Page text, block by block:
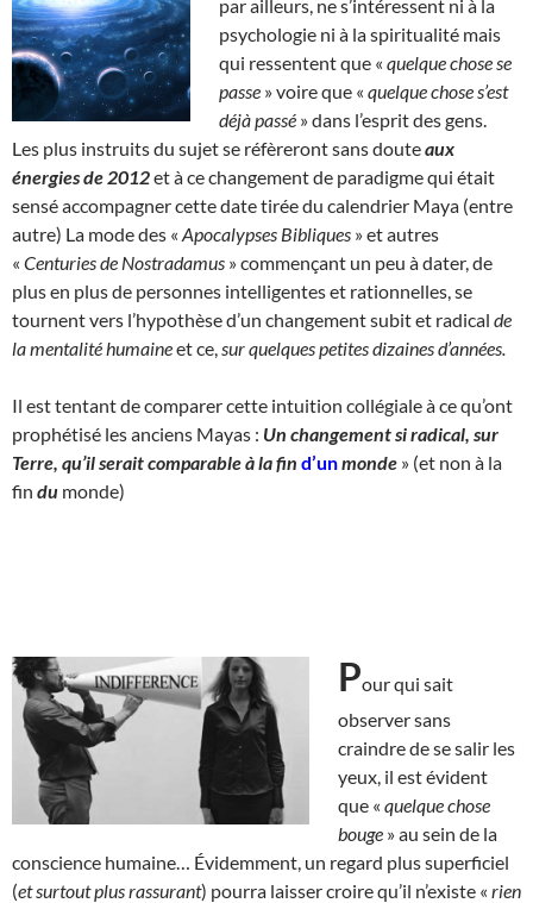
par ailleurs, ne s’intéressent ni à la
psychologie ni à la spiritualité mais
qui ressentent que « quelque chose se
passe » voire que « quelque chose s’est
déjà passé » dans l’esprit des gens.
Les plus instruits du sujet se réfèreront sans douteaux
énergies de 2012et à ce changement de paradigme qui était
sensé accompagner cette date tirée du calendrier Maya (entre
autre) La mode des « Apocalypses Bibliques » et autres
« Centuries de Nostradamus » commençant un peu à dater, de
plus en plus de personnes intelligentes et rationnelles, se
tournent vers l’hypothèse d’un changement subit et radical de
la mentalité humaineet ce, sur quelques petites dizaines d’années.
Il est tentant de comparer cette intuition collégiale à ce qu’ont
prophétisé les anciens Mayas : Un changement si radical, sur
Terre, qu’il serait comparable à la fin d’unmonde » (et non à la
fin du monde)
Pour qui sait
observer sans
craindre de se salir les
yeux, il est évident
que « quelque chose
bouge » au sein de la
conscience humaine… Évidemment, un regard plus superficiel
(et surtout plus rassurant) pourra laisser croire qu’il n’existe « rien